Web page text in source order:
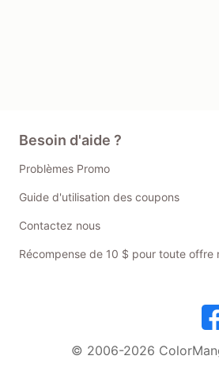
Besoin d'aide ?
Problèmes Promo
Guide d'utilisation des coupons
Contactez nous
Récompense de 10 $ pour toute offre
© 2006-2026